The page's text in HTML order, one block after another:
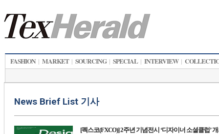
FASHION | MARKET | SOURCING | SPECIAL | INTERVIEW |
News Brief List 기사
[펙스코(FXCO)] 2주년 기념전시 ‘디자이너 소셜클럽’